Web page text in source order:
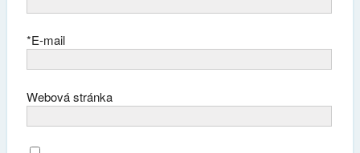
E-mail
*
Webová stránka